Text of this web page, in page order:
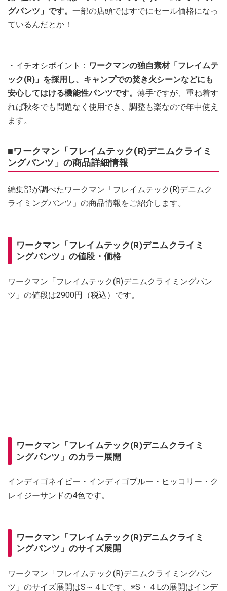
グパンツ」です。 一部の店頭ではすでにセール価格になっ
ているんだとか！
・イチオシポイント： ワークマンの独自素材「フレイムテ
ック(R)」を採用し、キャンプでの焚き火シーンなどにも
安心してはける機能性パンツです。 薄手ですが、重ね着す
れば秋冬でも問題なく使用でき、調整も楽なので年中使え
ます。
■ワークマン「フレイムテック(R)デニムクライミ
ングパンツ」の商品詳細情報
編集部が調べたワークマン「フレイムテック(R)デニムク
ライミングパンツ」の商品情報をご紹介します。
ワークマン「フレイムテック(R)デニムクライミ
ングパンツ」の値段・価格
ワークマン「フレイムテック(R)デニムクライミングパン
ツ」の値段は2900円（税込）です。
ワークマン「フレイムテック(R)デニムクライミ
ングパンツ」のカラー展開
インディゴネイビー・インディゴブルー・ヒッコリー・ク
レイジーサンドの4色です。
ワークマン「フレイムテック(R)デニムクライミ
ングパンツ」のサイズ展開
ワークマン「フレイムテック(R)デニムクライミングパン
ツ」のサイズ展開はS～４Lです。※S・４Lの展開はインデ